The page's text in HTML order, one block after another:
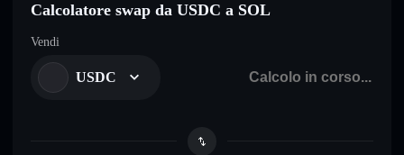
Calcolatore swap da USDC a SOL
Vendi
USDC